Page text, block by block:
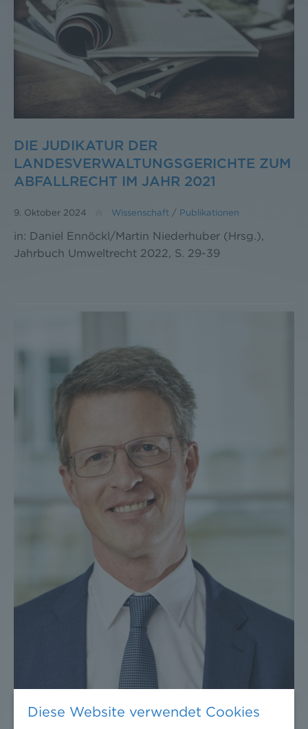
DIE JUDIKATUR DER
LANDESVERWALTUNGSGERICHTE ZUM
ABFALLRECHT IM JAHR 2021
9. Oktober 2024 Wissenschaft / Publikationen
in: Daniel Ennöckl/Martin Niederhuber (Hrsg.),
Jahrbuch Umweltrecht 2022, S. 29-39
Diese Website verwendet Cookies